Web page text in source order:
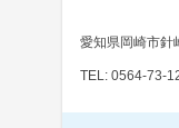
愛知県岡崎市針
TEL: 0564-73-